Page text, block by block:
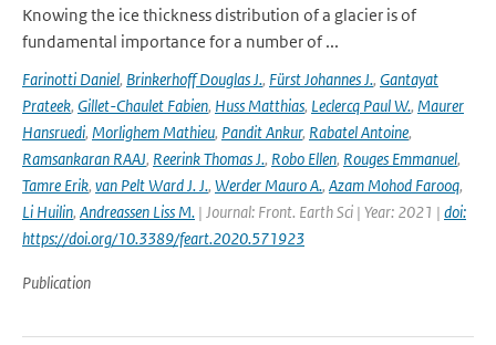
Knowing the ice thickness distribution of a glacier is of
fundamental importance for a number of ...
Farinotti Daniel, Brinkerhoff Douglas J., Fürst Johannes J., Gantayat
Prateek, Gillet-Chaulet Fabien, Huss Matthias, Leclercq Paul W., Maurer
Hansruedi, Morlighem Mathieu, Pandit Ankur, Rabatel Antoine,
Ramsankaran RAAJ, Reerink Thomas J., Robo Ellen, Rouges Emmanuel,
Tamre Erik, van Pelt Ward J. J., Werder Mauro A., Azam Mohod Farooq,
Li Huilin, Andreassen Liss M. | Journal: Front. Earth Sci | Year: 2021 | doi:
https://doi.org/10.3389/feart.2020.571923
Publication